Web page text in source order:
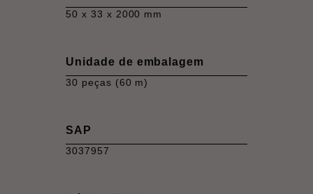
50 x 33 x 2000 mm
Unidade de embalagem
30 peças (60 m)
SAP
3037957